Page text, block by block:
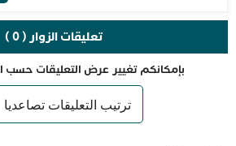
تعليقات الزوار ( 0 )
بإمكانكم تغيير عرض التعليقات حسب